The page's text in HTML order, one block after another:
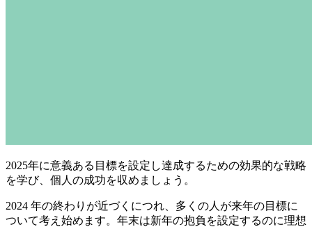
2025年に意義ある目標を設定し達成するための効果的な戦略
を学び、個人の成功を収めましょう。
2024 年の終わりが近づくにつれ、多くの人が来年の目標に
ついて考え始めます。年末は新年の抱負を設定するのに理想